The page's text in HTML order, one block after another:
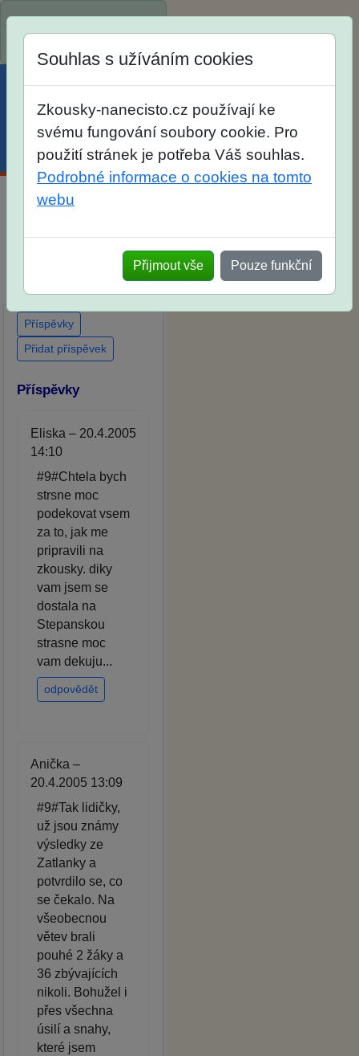
Spustili jsme přihlašování
na školní rok 2026/2027!
Účet Košík
u zkoušek na SŠ? Vaše
ohlasy po skutečných
přijímacích zkouškách
Souhlas s užíváním cookies
Zkousky-nanecisto.cz používají ke
svému fungování soubory cookie. Pro
použití stránek je potřeba Váš souhlas.
Podrobné informace o cookies na tomto
webu
Přijmout vše Pouze funkční
Příspěvky
Přidat příspěvek
Příspěvky
Eliska – 20.4.2005
14:10
#9#Chtela bych
strsne moc
podekovat vsem
za to, jak me
pripravili na
zkousky. diky
vam jsem se
dostala na
Stepanskou
strasne moc
vam dekuju...
odpovědět
Anička –
20.4.2005 13:09
#9#Tak lidičky,
už jsou známy
výsledky ze
Zatlanky a
potvrdilo se, co
se čekalo. Na
všeobecnou
větev brali
pouhé 2 žáky a
36 zbývajících
nikoli. Bohužel i
přes všechna
úsilí a snahy,
které jsem